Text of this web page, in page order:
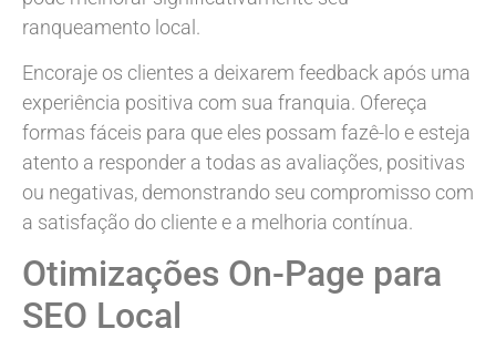
ranqueamento local.
Encoraje os clientes a deixarem feedback após uma
experiência positiva com sua franquia. Ofereça
formas fáceis para que eles possam fazê-lo e esteja
atento a responder a todas as avaliações, positivas
ou negativas, demonstrando seu compromisso com
a satisfação do cliente e a melhoria contínua.
Otimizações On-Page para
SEO Local